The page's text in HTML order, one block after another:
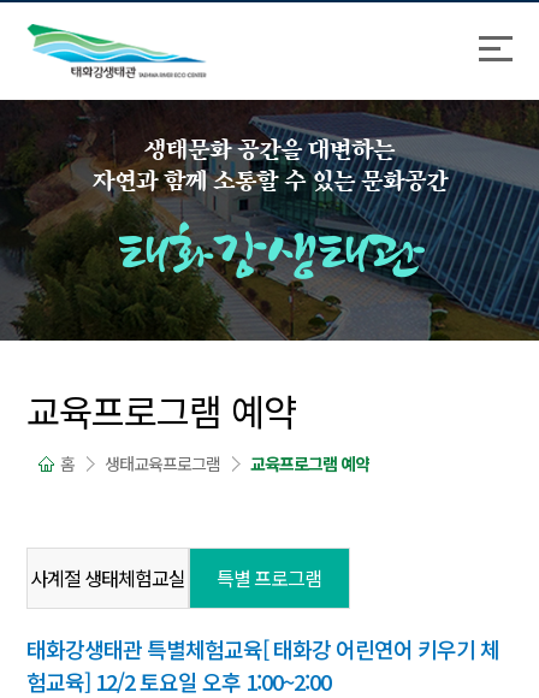
생태문화 공간을 대변하는
자연과 함께 소통할 수 있는 문화공간
태화강생태관
교육프로그램 예약
홈 생태교육프로그램 교육프로그램 예약
사계절 생태체험교실 특별 프로그램
태화강생태관 특별체험교육[ 태화강 어린연어 키우기 체
험교육] 12/2 토요일 오후 1:00~2:00